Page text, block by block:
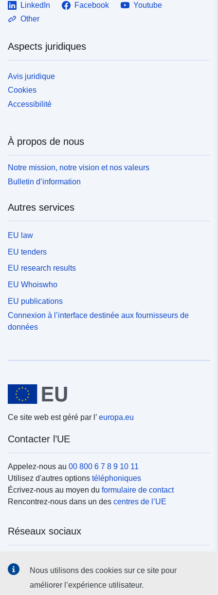
LinkedIn Facebook
Youtube
Other
Aspects juridiques
Avis juridique
Cookies
Accessibilité
À propos de nous
Notre mission, notre vision et nos valeurs
Bulletin d’information
Autres services
EU law
EU tenders
EU research results
EU Whoiswho
EU publications
Connexion à l’interface destinée aux fournisseurs de
données
Ce site web est géré par l’ europa.eu
Contacter l’UE
Appelez-nous au 00 800 6 7 8 9 10 11
Utilisez d'autres options téléphoniques
Écrivez-nous au moyen du formulaire de contact
Rencontrez-nous dans un des centres de l’UE
Réseaux sociaux
Nous utilisons des cookies sur ce site pour
améliorer l’expérience utilisateur.